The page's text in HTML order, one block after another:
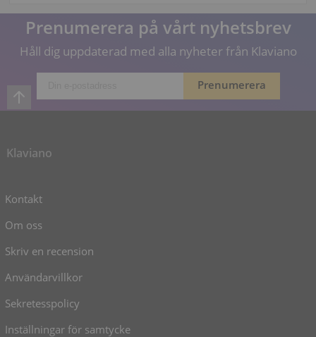
Prenumerera på vårt nyhetsbrev
Håll dig uppdaterad med alla nyheter från Klaviano
Klaviano
Kontakt
Om oss
Skriv en recension
Användarvillkor
Sekretesspolicy
Inställningar för samtycke